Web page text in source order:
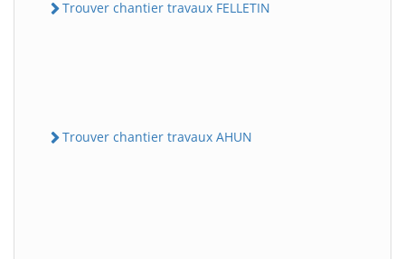
Trouver chantier travaux FELLETIN
Trouver chantier travaux AHUN